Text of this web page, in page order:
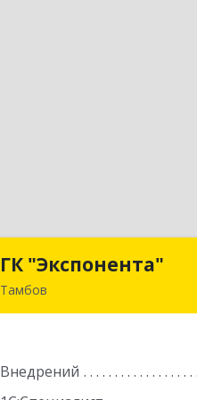
ГК "Экспонента"
Тамбов
Внедрений
ГК